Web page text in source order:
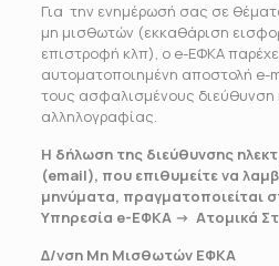
Για την ενημέρωσή σας σε
μη μισθωτών (εκκαθάριση
επιστροφή κλπ), ο e-ΕΦΚΑ
αυτοματοποιημένη αποστολή e-
τους ασφαλισμένους διεύθυνση
αλληλογραφίας.
Η δήλωση της διεύθυνσης
(email), που επιθυμείτε να
μηνύματα, πραγματοποιείται
Υπηρεσία e-ΕΦΚΑ -> Ατομικά
Δ/νση Μη Μισθωτών ΕΦΚΑ